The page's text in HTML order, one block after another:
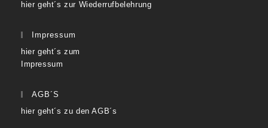
hier geht´s zur Wiederrufbelehrung
Impressum
hier geht´s zum
Impressum
AGB´S
hier geht´s zu den AGB´s